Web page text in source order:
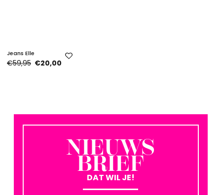
Jeans Elle
€59,95 €20,00
NIEUWS
BRIEF
DAT WIL JE!